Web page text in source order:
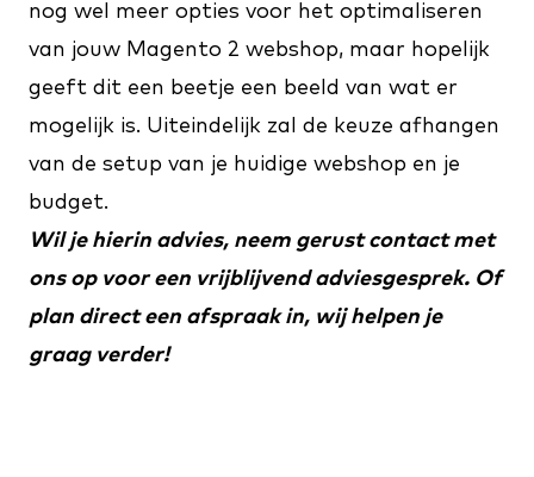
nog wel meer opties voor het optimaliseren
van jouw Magento 2 webshop, maar hopelijk
geeft dit een beetje een beeld van wat er
mogelijk is. Uiteindelijk zal de keuze afhangen
van de setup van je huidige webshop en je
budget.
Wil je hierin advies, neem gerustcontactmet
ons op voor een vrijblijvend adviesgesprek. Of
plan direct een afspraak in, wij helpen je
graag verder!